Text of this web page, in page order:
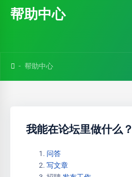
帮助中心
帮助中心
我能在论坛里做什么？
问答
写文章